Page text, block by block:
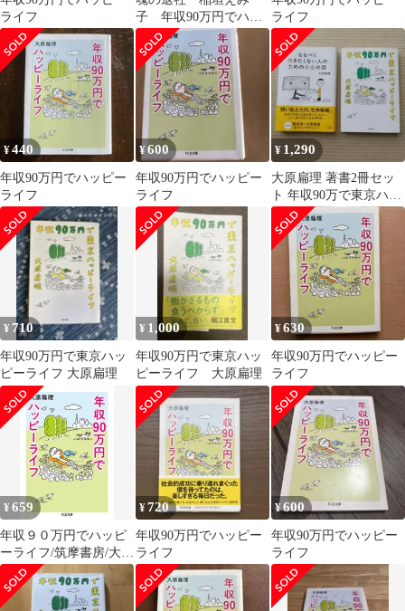
ライフ
子 年収90万円でハッ
ピーライフ 大原扁
理 文庫本 2冊セット
ライフ
¥440
年収90万円でハッピー
ライフ
¥600
年収90万円でハッピー
ライフ
¥ 1,290
大原扁理 著書2冊セッ
ト 年収90万で東京ハッ
ピーライフ
¥ 710
年収90万円で東京ハッ
ピーライフ 大原扁理
¥ 1,000
年収90万円で東京ハッ
ピーライフ 大原扁理
¥630
年収90万円でハッピー
ライフ
¥659
年収９０万円でハッピ
ーライフ/筑摩書房/大原
扁理（文庫）
¥720
年収90万円でハッピー
ライフ
¥600
年収90万円でハッピー
ライフ